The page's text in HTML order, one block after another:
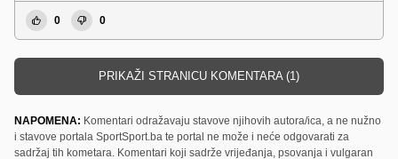
0 0
PRIKAŽI STRANICU KOMENTARA (1)
NAPOMENA: Komentari odražavaju stavove njihovih autora/ica, a ne nužno
i stavove portala SportSport.ba te portal ne može i neće odgovarati za
sadržaj tih kometara. Komentari koji sadrže vrijeđanja, psovanja i vulgaran